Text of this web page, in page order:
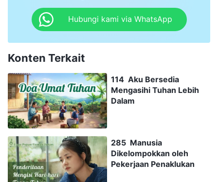
Hubungi kami via WhatsApp
Konten Terkait
114 Aku Bersedia
Mengasihi Tuhan Lebih
Dalam
285 Manusia
Dikelompokkan oleh
Pekerjaan Penaklukan